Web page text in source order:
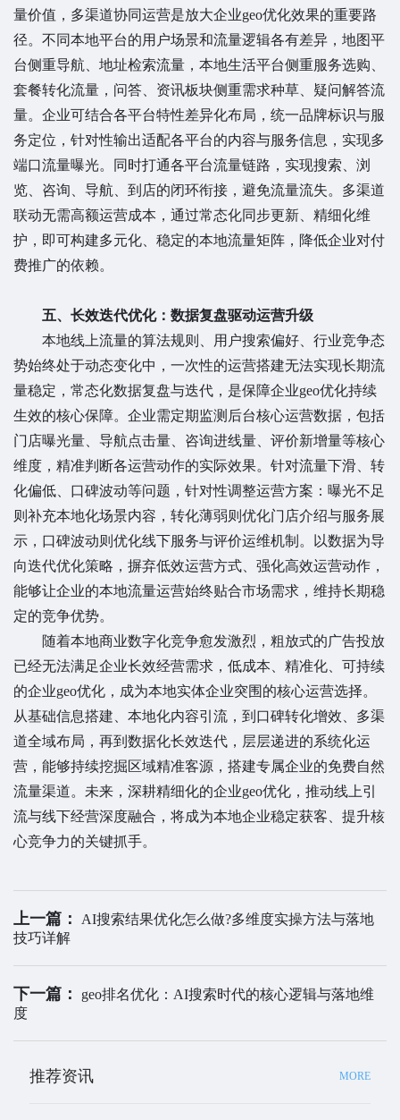
量价值，多渠道协同运营是放大企业geo优化效果的重要路
径。不同本地平台的用户场景和流量逻辑各有差异，地图平
台侧重导航、地址检索流量，本地生活平台侧重服务选购、
套餐转化流量，问答、资讯板块侧重需求种草、疑问解答流
量。企业可结合各平台特性差异化布局，统一品牌标识与服
务定位，针对性输出适配各平台的内容与服务信息，实现多
端口流量曝光。同时打通各平台流量链路，实现搜索、浏
览、咨询、导航、到店的闭环衔接，避免流量流失。多渠道
联动无需高额运营成本，通过常态化同步更新、精细化维
护，即可构建多元化、稳定的本地流量矩阵，降低企业对付
费推广的依赖。
五、长效迭代优化：数据复盘驱动运营升级
本地线上流量的算法规则、用户搜索偏好、行业竞争态
势始终处于动态变化中，一次性的运营搭建无法实现长期流
量稳定，常态化数据复盘与迭代，是保障企业geo优化持续
生效的核心保障。企业需定期监测后台核心运营数据，包括
门店曝光量、导航点击量、咨询进线量、评价新增量等核心
维度，精准判断各运营动作的实际效果。针对流量下滑、转
化偏低、口碑波动等问题，针对性调整运营方案：曝光不足
则补充本地化场景内容，转化薄弱则优化门店介绍与服务展
示，口碑波动则优化线下服务与评价运维机制。以数据为导
向迭代优化策略，摒弃低效运营方式、强化高效运营动作，
能够让企业的本地流量运营始终贴合市场需求，维持长期稳
定的竞争优势。
随着本地商业数字化竞争愈发激烈，粗放式的广告投放
已经无法满足企业长效经营需求，低成本、精准化、可持续
的企业geo优化，成为本地实体企业突围的核心运营选择。
从基础信息搭建、本地化内容引流，到口碑转化增效、多渠
道全域布局，再到数据化长效迭代，层层递进的系统化运
营，能够持续挖掘区域精准客源，搭建专属企业的免费自然
流量渠道。未来，深耕精细化的企业geo优化，推动线上引
流与线下经营深度融合，将成为本地企业稳定获客、提升核
心竞争力的关键抓手。
上一篇：
AI搜索结果优化怎么做?多维度实操方法与落地
技巧详解
下一篇：
geo排名优化：AI搜索时代的核心逻辑与落地维
度
推荐资讯 MORE